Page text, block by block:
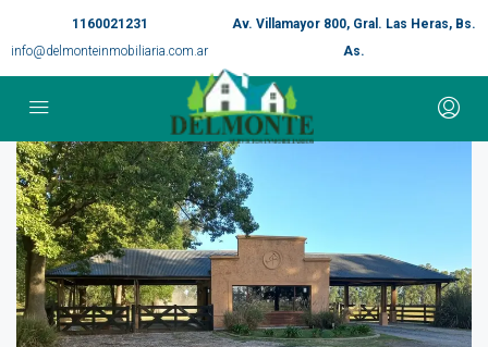
1160021231
info@delmonteinmobiliaria.com.ar
Av. Villamayor 800, Gral. Las Heras, Bs.
As.